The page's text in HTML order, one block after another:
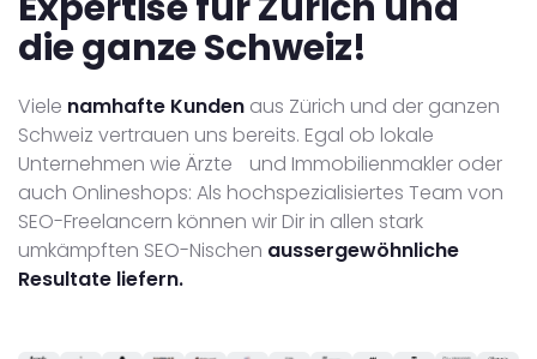
die ganze Schweiz!
Viele namhafte Kunden aus Zürich und der ganzen
Schweiz vertrauen uns bereits. Egal ob lokale
Unternehmen wie Ärzte und Immobilienmakler oder
auch Onlineshops: Als hochspezialisiertes Team von
SEO-Freelancern können wir Dir in allen stark
umkämpften SEO-Nischen aussergewöhnliche
Resultate liefern.